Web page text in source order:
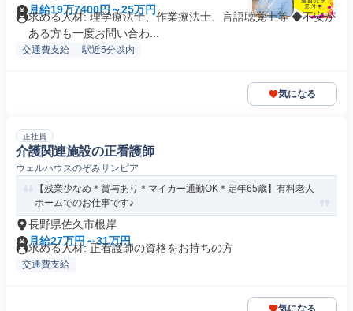
月給19万7400円～25万円
求める人材: 理学療法士、作業療法士、言語聴覚士等 ◆不安が
ある方も一度お問い合わ...
交通費支給 駅近5分以内
気になる
正社員
介護関連施設の正看護師
ウェルハウスのぞみサンピア
【残業少なめ＊賞与あり＊マイカー通勤OK＊定年65歳】有料老人
ホームでのお仕事です♪
長野県佐久市根岸
月給27万円～31万円
求める人材: 正看護師の資格をお持ちの方
交通費支給
気になる